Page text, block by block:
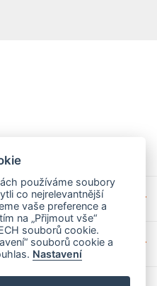
používáme soubory
co nejrelevantnější
vaše preference a
na „Přijmout vše“
souborů cookie.
souborů cookie a
Nastavení